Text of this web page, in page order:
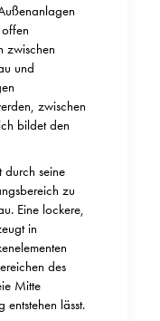
zwischen
und
zwischen
bildet den
durch seine
zu
Eine lockere,
in
des
Mitte
entstehen lässt.